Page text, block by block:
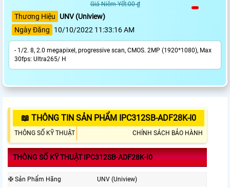
Giá Niêm Yết:00 ₫
Thương Hiệu
UNV (Uniview)
Ngày Đăng
10/10/2022 11:33:16 AM
- 1/2. 8, 2.0 megapixel, progressive scan, CMOS. 2MP (1920*1080), Max
30fps: Ultra265/ H
📖 THÔNG TIN SẢN PHẨM IPC312SB-ADF28K-I0
THÔNG SỐ KỸ THUẬT CHÍNH SÁCH BẢO HÀNH
THÔNG SỐ KỸ THUẬT IPC312SB-ADF28K-I0
✠ Sản Phẩm Hãng
UNV (Uniview)